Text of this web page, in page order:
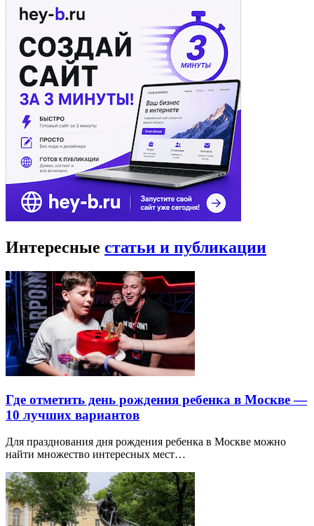
Интересные статьи и публикации
Где отметить день рождения ребенка в Москве —
10 лучших вариантов
Для празднования дня рождения ребенка в Москве можно
найти множество интересных мест…